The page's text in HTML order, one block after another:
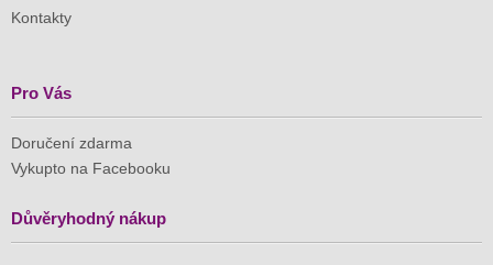
Kontakty
Pro Vás
Doručení zdarma
Vykupto na Facebooku
Důvěryhodný nákup